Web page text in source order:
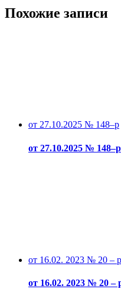
Похожие записи
от 27.10.2025 № 148–р
от 27.10.2025 № 148–р
от 16.02. 2023 № 20 – р
от 16.02. 2023 № 20 –